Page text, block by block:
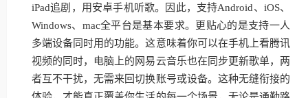
iPad追剧，用安卓手机听歌。因此，支持Android、iOS、
Windows、mac全平台是基本要求。更贴心的是支持一人
多端设备同时用的功能。这意味着你可以在手机上看腾讯
视频的同时，电脑上的网易云音乐也在同步更新歌单，两
者互不干扰，无需来回切换账号或设备。这种无缝衔接的